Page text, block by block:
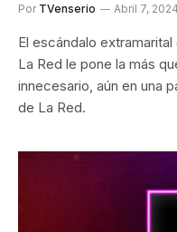
Por TVenserio Abril 7, 2024
El escándalo
La Red le pone la más
innecesario, aún en una
de La Red.